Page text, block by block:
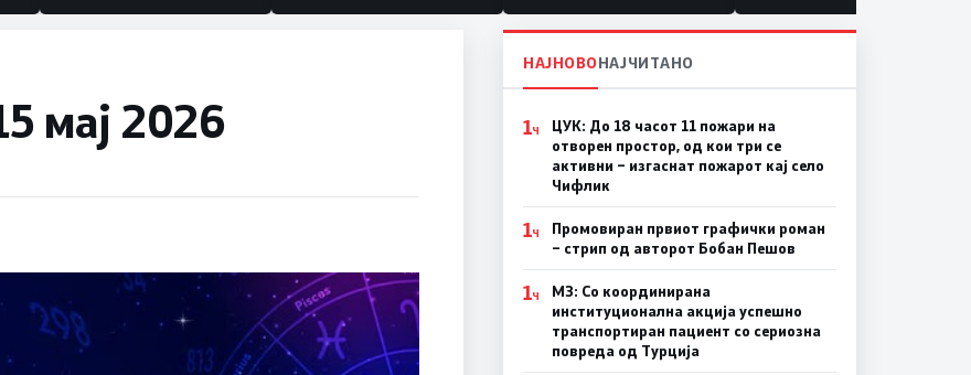
мај 2026
НАЈНОВОНАЈЧИТАНО
1Ч
ЦУК: До 18 часот 11 пожари на
отворен простор, од кои три се
активни – изгаснат пожарот кај село
Чифлик
1Ч
Промовиран првиот графички роман
– стрип од авторот Бобан Пешов
1Ч
МЗ: Со координирана
институционална акција успешно
транспортиран пациент со сериозна
повреда од Турција